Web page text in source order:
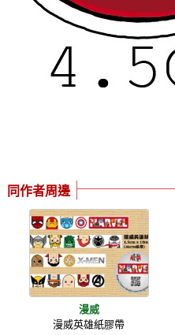
同作者周邊
漫威
漫威英雄紙膠帶